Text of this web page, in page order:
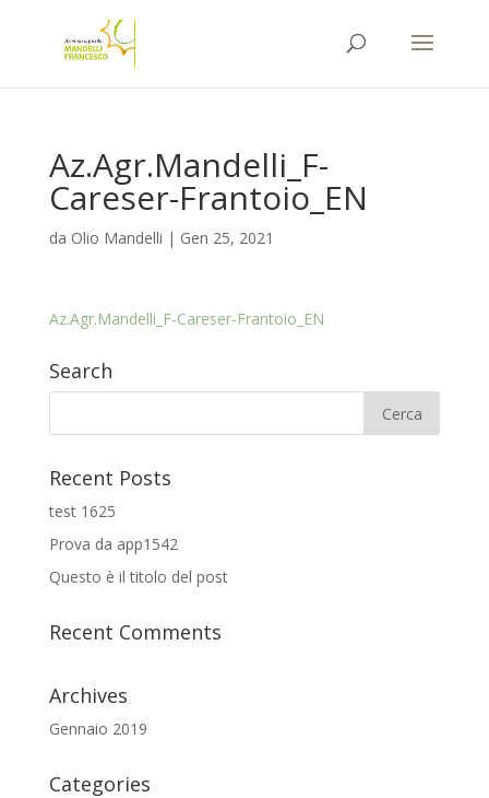
Az.Agr.Mandelli_F-
Careser-Frantoio_EN
da Olio Mandelli | Gen 25, 2021
Az.Agr.Mandelli_F-Careser-Frantoio_EN
Search
Recent Posts
test 1625
Prova da app1542
Questo è il titolo del post
Recent Comments
Archives
Gennaio 2019
Categories